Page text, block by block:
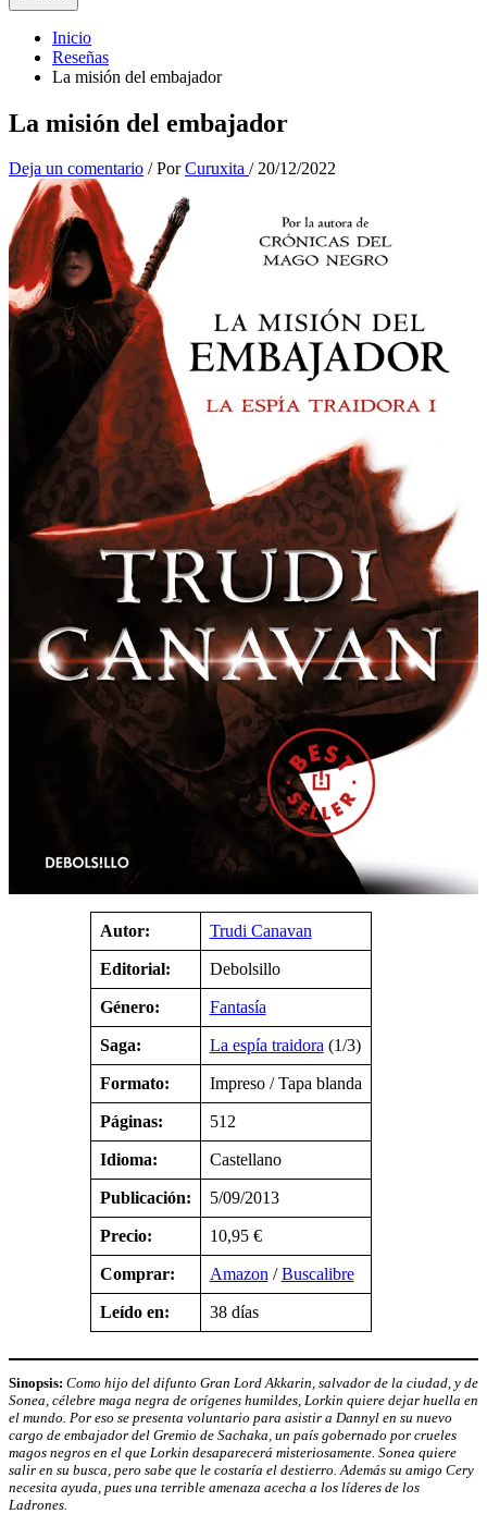
Inicio
Reseñas
La misión del embajador
La misión del embajador
Deja un comentario / PorCuruxita /20/12/2022
Autor: Trudi Canavan
Editorial: Debolsillo
Género: Fantasía
Saga: La espía traidora (1/3)
Formato: Impreso / Tapa blanda
Páginas: 512
Idioma: Castellano
Publicación: 5/09/2013
Precio: 10,95 €
Comprar: Amazon /Buscalibre
Leído en: 38 días
Sinopsis: Como hijo del difunto Gran Lord Akkarin, salvador de la ciudad, y de
Sonea, célebre maga negra de orígenes humildes, Lorkin quiere dejar huella en
el mundo. Por eso se presenta voluntario para asistir a Dannyl en su nuevo
cargo de embajador del Gremio de Sachaka, un país gobernado por crueles
magos negros en el que Lorkin desaparecerá misteriosamente. Sonea quiere
salir en su busca, pero sabe que le costaría el destierro. Además su amigo Cery
necesita ayuda, pues una terrible amenaza acecha a los líderes de los
Ladrones.